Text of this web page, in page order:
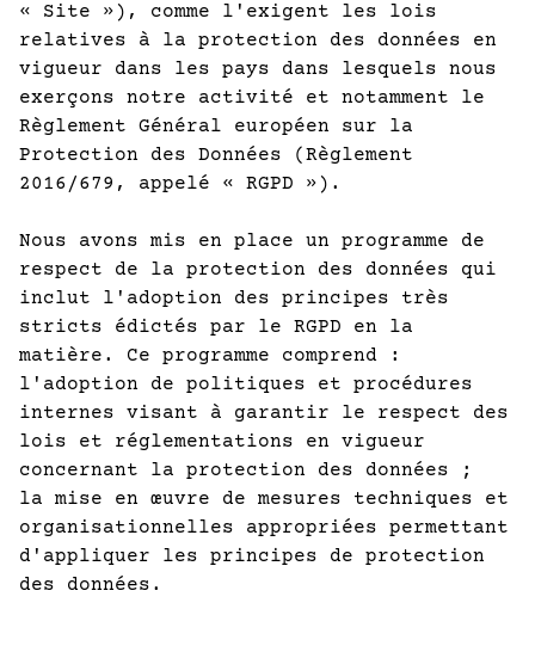
« Site »), comme l'exigent les lois
relatives à la protection des données en
vigueur dans les pays dans lesquels nous
exerçons notre activité et notamment le
Règlement Général européen sur la
Protection des Données (Règlement
2016/679, appelé « RGPD »).
Nous avons mis en place un programme de
respect de la protection des données qui
inclut l'adoption des principes très
stricts édictés par le RGPD en la
matière. Ce programme comprend :
l'adoption de politiques et procédures
internes visant à garantir le respect des
lois et réglementations en vigueur
concernant la protection des données ;
la mise en œuvre de mesures techniques et
organisationnelles appropriées permettant
d'appliquer les principes de protection
des données.